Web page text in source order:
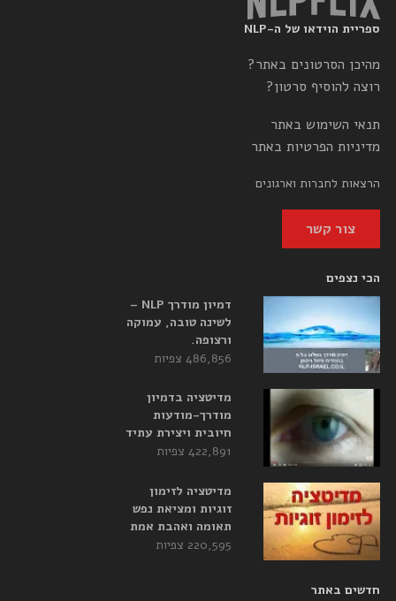
ספריית הוידאו של ה-NLP
מהיכן הסרטונים באתר?
רוצה להוסיף סרטון?
תנאי השימוש באתר
מדיניות הפרטיות באתר
הרצאות לחברות וארגונים
צור קשר
הכי נצפים
דמיון מודרך NLP –
לשינה טובה, עמוקה
ורצופה.
486,856 צפיות
מדיטציה בדמיון
מודרך-מודעות
חיובית ויצירת עתיד
422,891 צפיות
מדיטציה לזימון
זוגיות ומציאת נפש
תאומה ואהבת אמת
220,595 צפיות
חדשים באתר